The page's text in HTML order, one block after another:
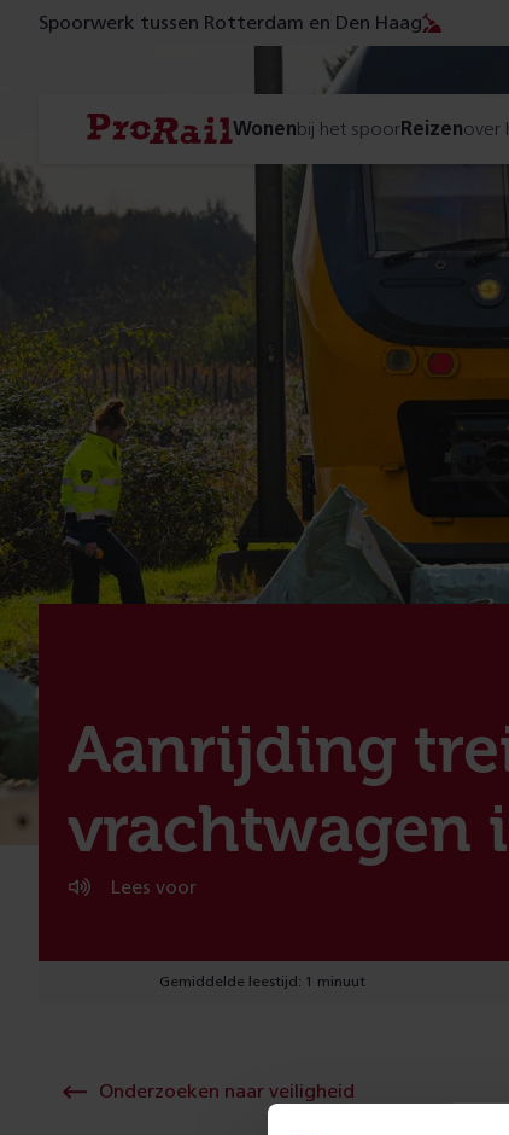
Spoorwerk tussen Rotterdam en Den Haag
Navigatie
Homepage Wonenbij het spoorReizenover
:
Aanrijding
vrachtwagen
Lees voor
Gemiddelde leestijd: 1 minuut
Onderzoeken naar veiligheid